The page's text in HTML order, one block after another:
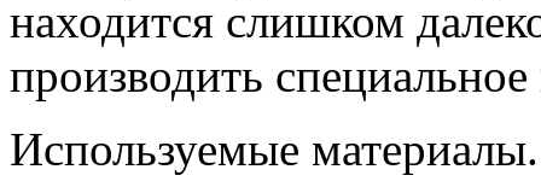
находится слишком
производить
Используемые материалы.